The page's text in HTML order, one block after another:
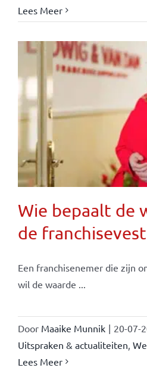
Lees Meer
Wie bepaalt de
de
Een franchisenemer die zijn
wil de waarde ...
Door Maaike Munnik | 20-07-
Uitspraken & actualiteiten
Lees Meer